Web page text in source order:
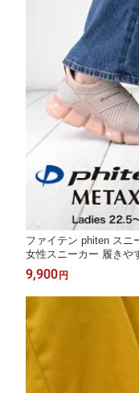
ファイテン phiten スニ
女性スニーカー 履きや
ースのスニーカー 軽量
低反発中敷き レディー
PHL-007]
9,900円